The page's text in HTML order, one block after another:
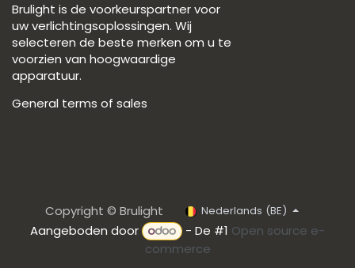
Brulight is de voorkeurspartner voor
uw verlichtingsoplossingen. Wij
selecteren de beste merken om u te
voorzien van hoogwaardige
apparatuur.
General terms of sales
Copyright © Brulight Nederlands (BE)
Aangeboden door - De #1 Open source e-
commerce